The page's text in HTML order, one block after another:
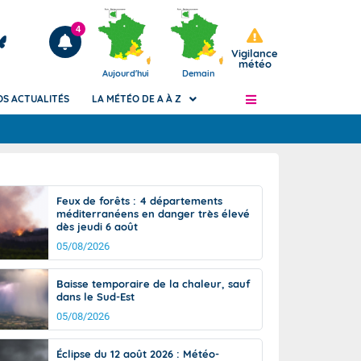
Articles
4
Aujourd'hui Demain
Vigilance
météo
de
Phénomènes dangereux de J+2 à J+7
Avertissement pluies intenses à l'échelle
des communes (Apic)
Bulletins Marine
Bulletins d'estimation du risque
d'avalanche
Météo des forêts
Vigicrues
ACTUALITÉS LA MÉTÉO DE A À Z
Feux de forêts : 4 départements
méditerranéens en danger très élevé
dès jeudi 6 août
05/08/2026
Baisse temporaire de la chaleur, sauf
dans le Sud-Est
05/08/2026
Éclipse du 12 août 2026 : Météo-